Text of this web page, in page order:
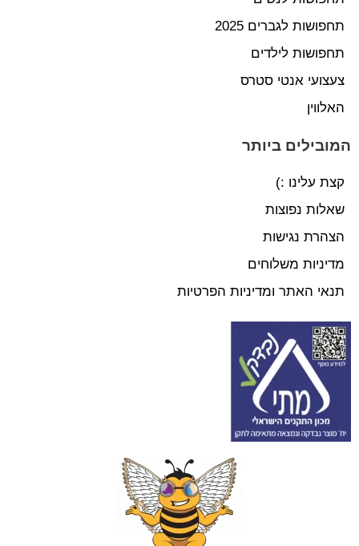
תחפושות לגברים 2025
תחפושות לילדים
צעצועי אנטי סטרס
האלווין
המובילים ביותר
קצת עלינו :)
שאלות נפוצות
הצהרת נגישות
מדיניות משלוחים
תנאי האתר ומדיניות הפרטיות